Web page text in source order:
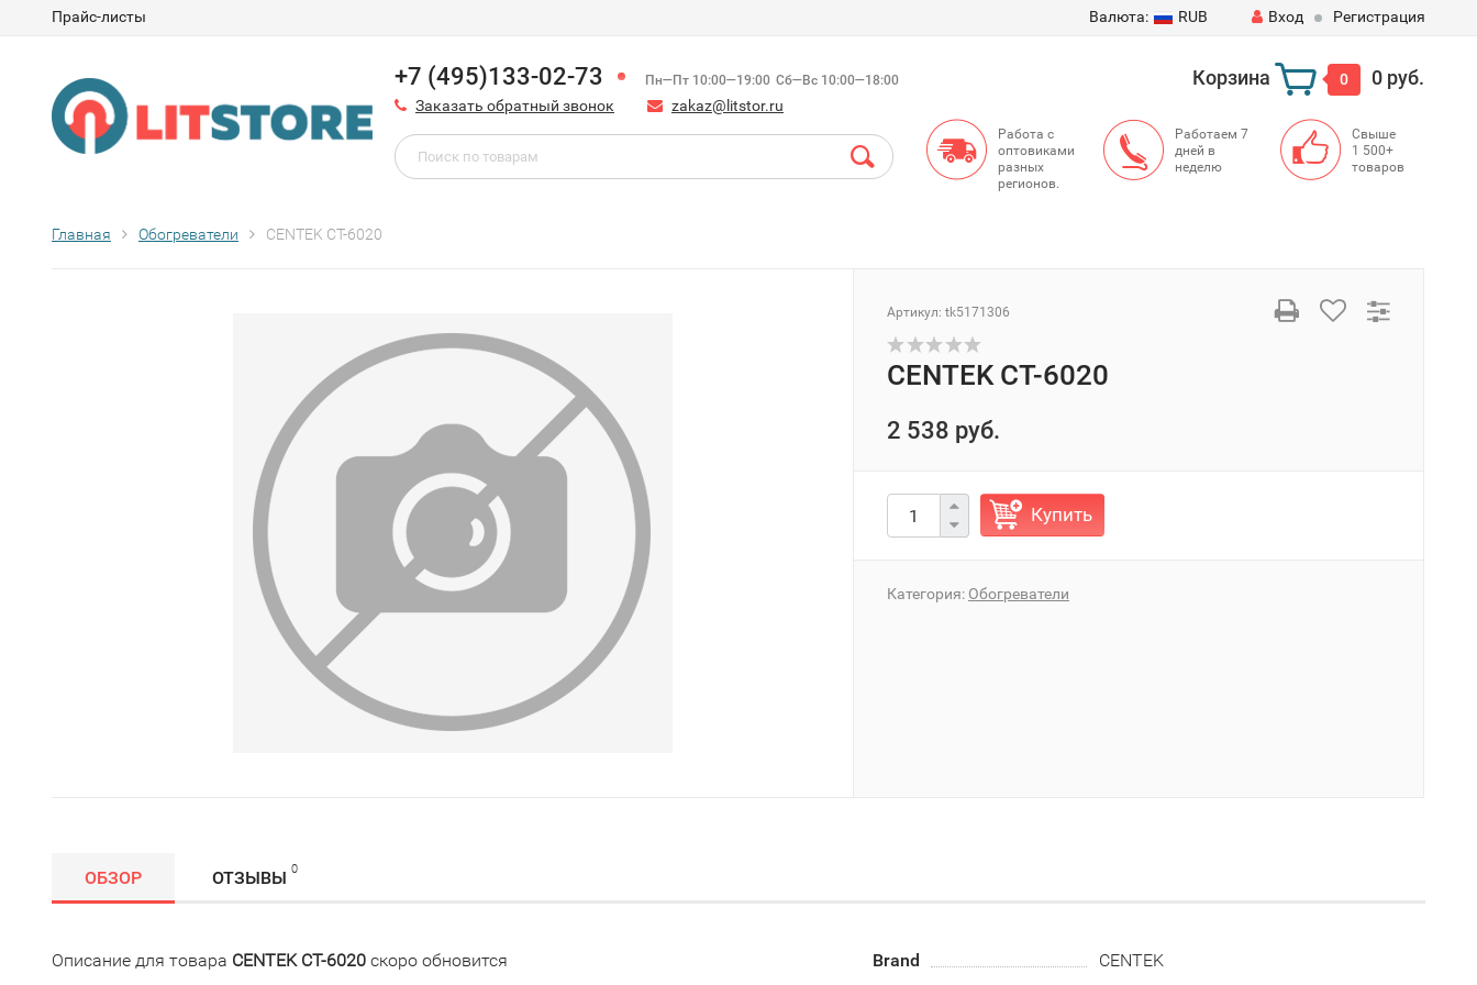
Прайс-листы Валюта: RUB Вход Регистрация
+7 (495)133-02-73 Пн—Пт 10:00—19:00 Сб—Вс 10:00—18:00
Заказать обратный звонок zakaz@litstor.ru
Корзина 0 0 руб.
Работа с
оптовиками
разных
регионов.
Работаем 7
дней в
неделю
Свыше
1 500+
товаров
Главная Обогреватели CENTEK CT-6020
Артикул: tk5171306
CENTEK CT-6020
2 538 руб.
Купить
Категория: Обогреватели
ОБЗОР ОТЗЫВЫ 0
Описание для товара CENTEK CT-6020 скоро обновится Brand CENTEK